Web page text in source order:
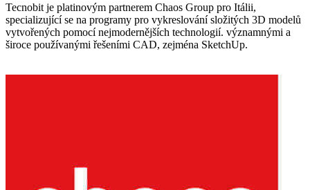
Tecnobit je platinovým partnerem Chaos Group pro Itálii,
specializující se na programy pro vykreslování složitých 3D modelů
vytvořených pomocí nejmodernějších technologií. významnými a
široce používanými řešeními CAD, zejména SketchUp.